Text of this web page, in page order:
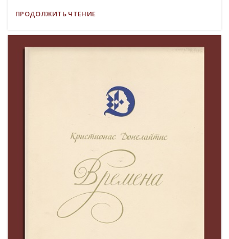
ПРОДОЛЖИТЬ ЧТЕНИЕ
19